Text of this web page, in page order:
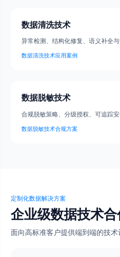
数据清洗技术
异常检测、结构化修复、语义补全与
数据清洗技术应用案例
数据脱敏技术
合规脱敏策略、分级授权、可追踪安
数据脱敏技术合规方案
定制化数据解决方案
企业级数据技术
面向高标准客户提供端到端的技术